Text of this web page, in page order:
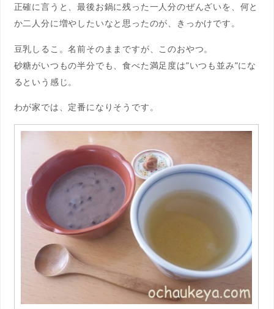
正確に言うと、最後お鍋に残った一人分のぜんざいを、何と
か二人分に増やしたいなと思ったのが、きっかけです。
豆乳しるこ。名前そのままですが、このおやつ。
砂糖がいつもの半分でも、食べた満足度は”いつも並み”にな
るという感じ。
わが家では、定番になりそうです。